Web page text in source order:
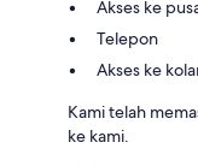
Akses ke
Telepon
Akses ke
Kami telah
ke kami.